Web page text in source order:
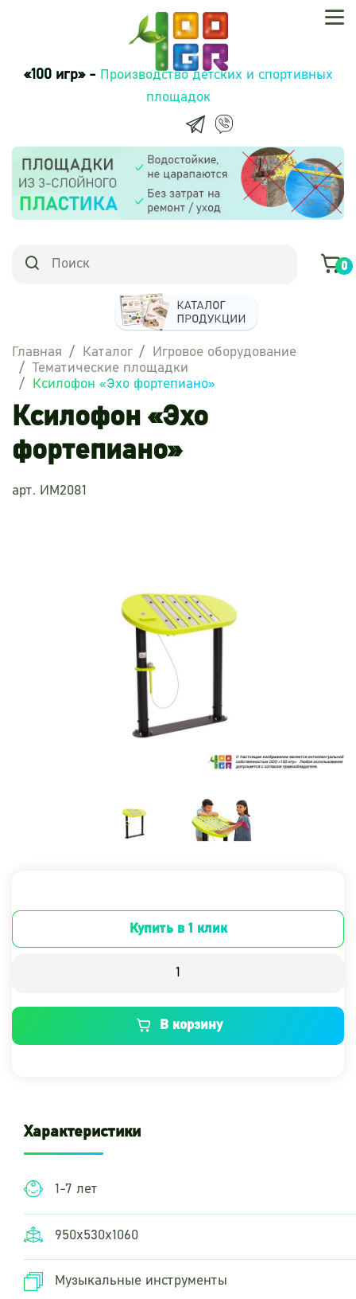
«100 игр» -Производство детских и спортивных
площадок
0
Главная Каталог
Игровое оборудование
Тематические площадки
Ксилофон «Эхо фортепиано»
Ксилофон «Эхо
фортепиано»
арт. ИМ2081
Купить в 1 клик
В корзину
Характеристики
1-7 лет
950х530х1060
Музыкальные инструменты